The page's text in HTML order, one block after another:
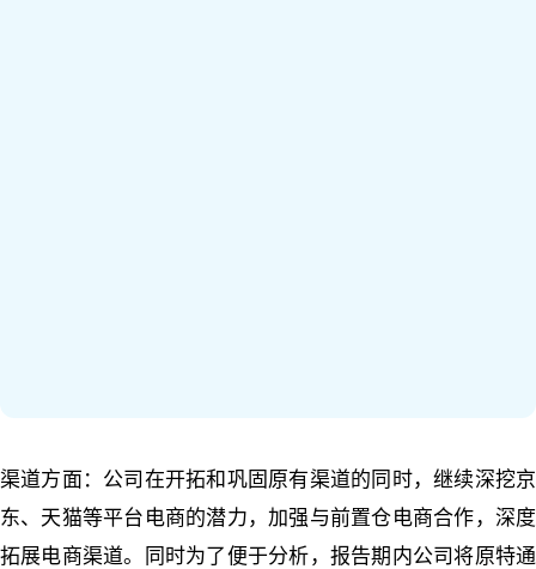
渠道方面：公司在开拓和巩固原有渠道的同时，继续深挖京
东、天猫等平台电商的潜力，加强与前置仓电商合作，深度
拓展电商渠道。同时为了便于分析，报告期内公司将原特通